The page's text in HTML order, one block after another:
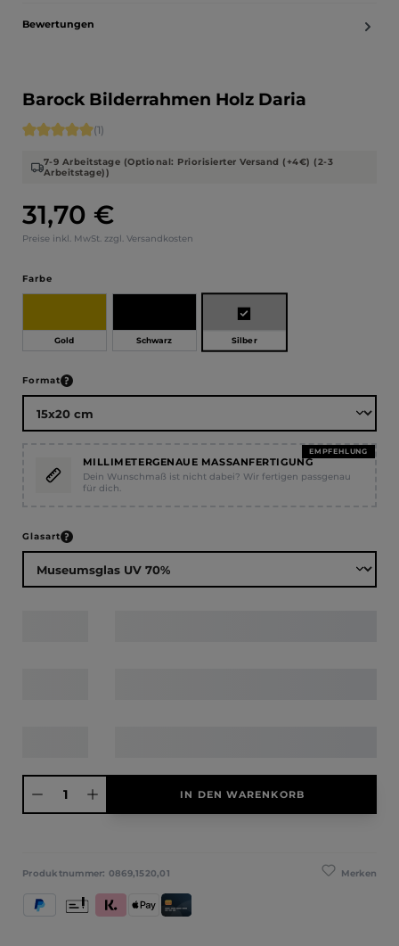
Bewertungen
Barock Bilderrahmen Holz Daria
Regulärer Preis:
31,70 €
Preise inkl. MwSt. zzgl. Versandkosten
Durchschnittliche Bewertung von 5 von 5 Sternen
(1)
7-9 Arbeitstage (Optional: Priorisierter Versand (+4€) (2-3
Arbeitstage))
Farbeauswählen
Gold Schwarz Silber
Formatauswählen
EMPFEHLUNG
MILLIMETERGENAUE MASSANFERTIGUNG
Dein Wunschmaß ist nicht dabei? Wir fertigen passgenau
für dich.
Glasartauswählen
IN DEN WARENKORB
Merken
Produktnummer: 0869,1520,01
PayPal Klarna (Rechnung / Ratenkauf / Sofort)
Apple PayKredit- und Debitkarte
Vorkasse